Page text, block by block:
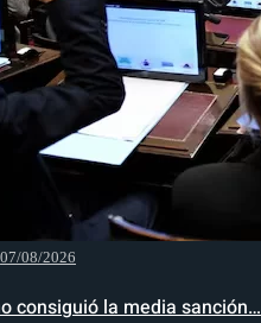
07/08/2026
consiguió la media sanción…